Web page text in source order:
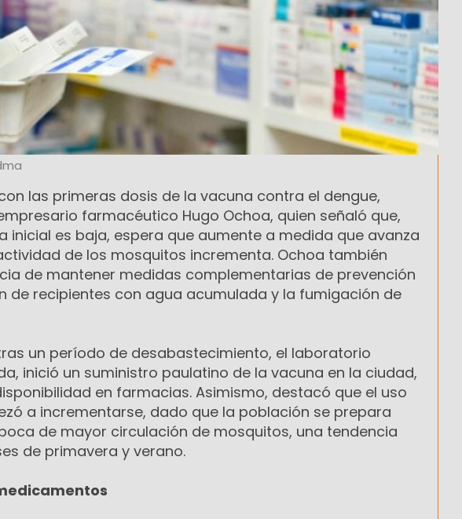
las primeras dosis de la vacuna contra el dengue,
farmacéutico Hugo Ochoa, quien señaló que,
inicial es baja, espera que aumente a medida que avanza
de los mosquitos incrementa. Ochoa también
de mantener medidas complementarias de prevención
de recipientes con agua acumulada y la fumigación de
un período de desabastecimiento, el laboratorio
inició un suministro paulatino de la vacuna en la ciudad,
en farmacias. Asimismo, destacó que el uso
a incrementarse, dado que la población se prepara
de mayor circulación de mosquitos, una tendencia
de primavera y verano.